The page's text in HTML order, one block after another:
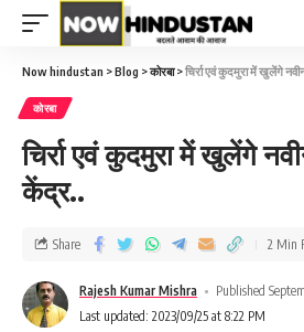
Now hindustan >Blog >कोरबा>चिर्रा एवं कुदमुरा में खुलेंगे
कोरबा
चिर्रा एवं कुदमुरा में खुलेंगे
केंद्र..
Last updated: 2023/09/25 at 8:22 PM
Rajesh Kumar Mishra Published
Share 2 Min